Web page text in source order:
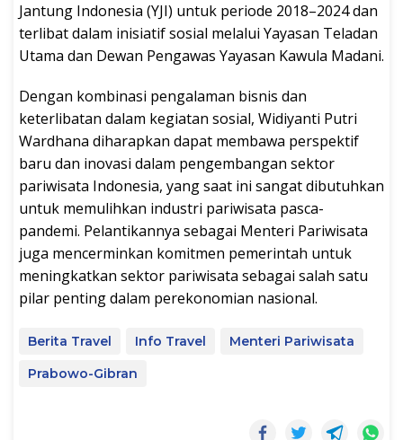
Jantung Indonesia (YJI) untuk periode 2018–2024 dan
terlibat dalam inisiatif sosial melalui Yayasan Teladan
Utama dan Dewan Pengawas Yayasan Kawula Madani.
Dengan kombinasi pengalaman bisnis dan
keterlibatan dalam kegiatan sosial, Widiyanti Putri
Wardhana diharapkan dapat membawa perspektif
baru dan inovasi dalam pengembangan sektor
pariwisata Indonesia, yang saat ini sangat dibutuhkan
untuk memulihkan industri pariwisata pasca-
pandemi. Pelantikannya sebagai Menteri Pariwisata
juga mencerminkan komitmen pemerintah untuk
meningkatkan sektor pariwisata sebagai salah satu
pilar penting dalam perekonomian nasional.
Berita Travel Info Travel
Menteri Pariwisata
Prabowo-Gibran